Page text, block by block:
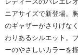
ニアサイズで新登場。
のギャザーがさりげな
わりあるシルエット。
ーのやさしいカラーを